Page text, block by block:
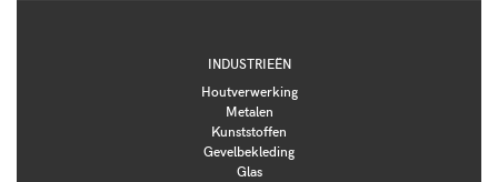
INDUSTRIEËN
Houtverwerking
Metalen
Kunststoffen
Gevelbekleding
Glas